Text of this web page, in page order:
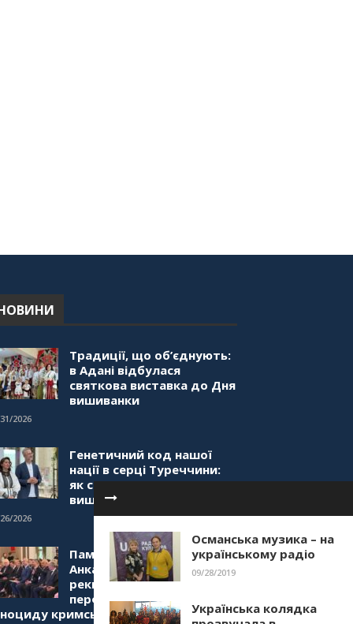
Османська музика – на
українському радіо
09/28/2019
Українська колядка
Традиції, що об’єднують:
в Адані відбулася
святкова виставка до Дня
вишиванки
2026
Генетичний код нашої
нації в серці Туреччини:
як святкували День
вишиванки в Анкарі
2026
Пам’ять єднає серця: в
Анкарі пройшов вечір-
реквієм та художній
перформанс до роковин
кримськотатарського